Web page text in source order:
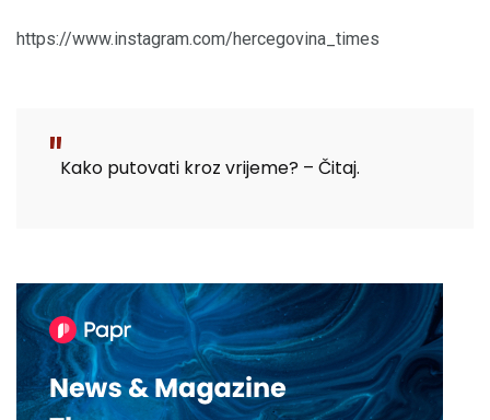
https://www.instagram.com/hercegovina_times
Kako putovati kroz vrijeme? – Čitaj.